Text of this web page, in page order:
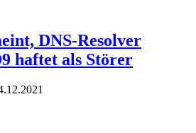
DNS-Resolver
haftet als Störer